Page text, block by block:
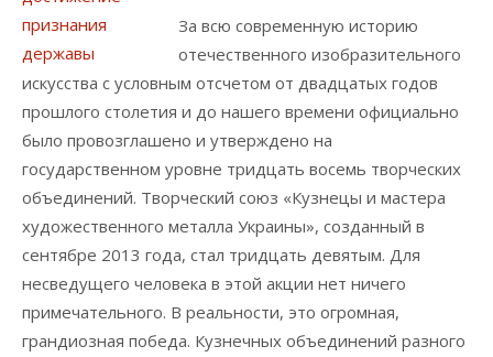
За всю современную историю
отечественного изобразительного
искусства с условным отсчетом от двадцатых годов
прошлого столетия и до нашего времени официально
было провозглашено и утверждено на
государственном уровне тридцать восемь творческих
объединений. Творческий союз «Кузнецы и мастера
художественного металла Украины», созданный в
сентябре 2013 года, стал тридцать девятым. Для
несведущего человека в этой акции нет ничего
примечательного. В реальности, это огромная,
грандиозная победа. Кузнечных объединений разного